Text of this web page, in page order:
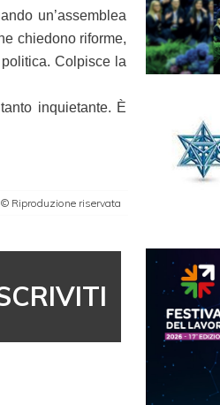
un’assemblea
chiedono riforme,
Colpisce la
inquietante. È
© Riproduzione riservata